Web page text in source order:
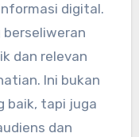
digital.
dan relevan
Ini bukan
baik, tapi juga
dan